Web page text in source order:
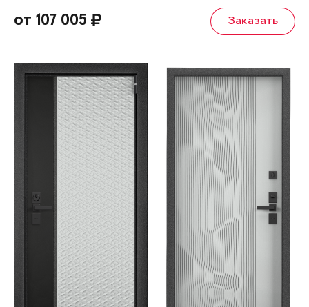
от 107 005 Заказать